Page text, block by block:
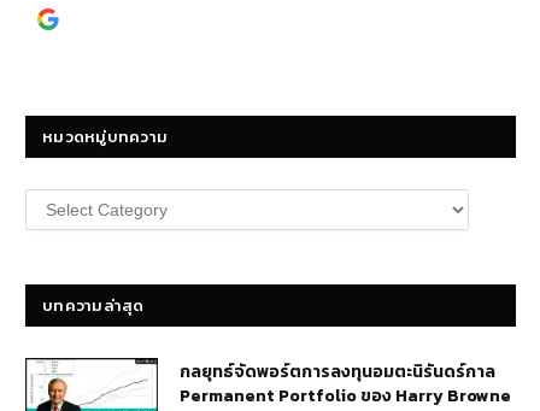
หมวดหมู่บทความ
หมวด
หมู่
บทความล่าสุด
กลยุทธ์​จัดพอร์ตการลงทุนอมตะนิรันดร์กาล
Permanent Portfolio ของ Harry Browne